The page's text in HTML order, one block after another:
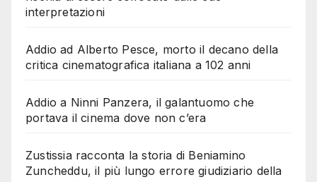
interpretazioni
Addio ad Alberto Pesce, morto il decano della
critica cinematografica italiana a 102 anni
Addio a Ninni Panzera, il galantuomo che
portava il cinema dove non c’era
Zustissia racconta la storia di Beniamino
Zuncheddu, il più lungo errore giudiziario della